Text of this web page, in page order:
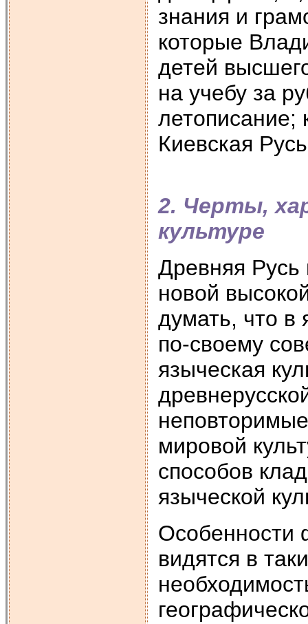
знания и
которые
детей
на учебу за
летописание;
Киевская
2. Черты,
культуре
Древняя Русь
новой
думать, что в
по-своему
языческая
мировой
способов
языческой
Особенности
видятся в